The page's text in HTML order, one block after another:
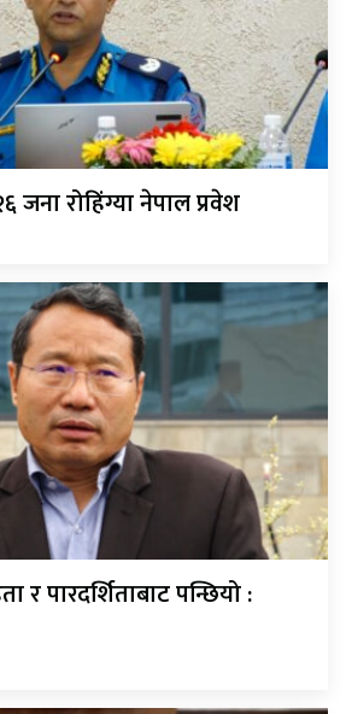
जना रोहिंग्या नेपाल प्रवेश
र पारदर्शिताबाट पन्छियो :